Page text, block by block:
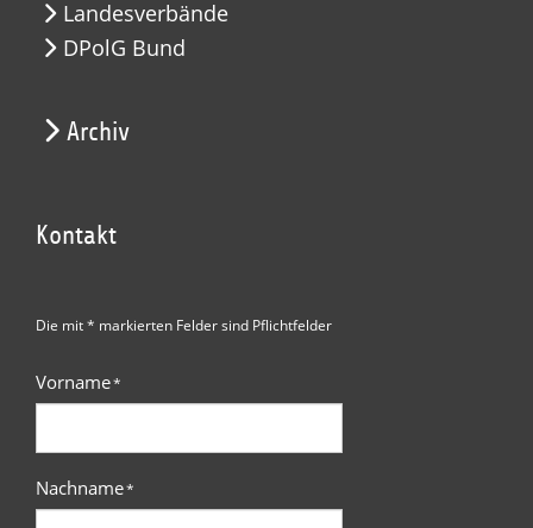
Landesverbände
DPolG Bund
Archiv
Kontakt
Die mit * markierten Felder sind Pflichtfelder
Vorname*
Nachname*